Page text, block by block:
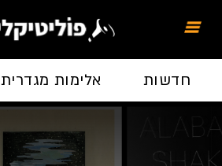
חדשות אלימות מגדרית